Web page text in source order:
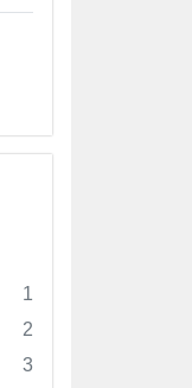
1
2
3